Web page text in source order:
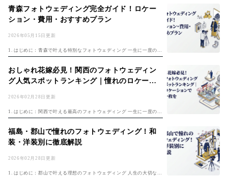
基本は「フォトウェディング完全ガイド2026年版」で解説していま
す。ど...
2026年05月15日更新
青森フォトウェディング完全ガイド！ロケー
ション・費用・おすすめプラン
1. はじめに：青森で叶える特別なフォトウェディング 一生に一度の大
切な思い出となるウェディングフォト。フォトウェディングの基本は
「フォトウェディング完全ガイド2026年版」で解説しています。どこ
で撮...
2026年02月28日更新
おしゃれ花嫁必見！関西のフォトウェディン
グ人気スポットランキング｜憧れのロケーシ
1. はじめに：関西で叶える最高のフォトウェディング 一生に一度の大
切な思い出となる結婚式。最近では挙式をせず、写真撮影を中心とし
たフォトウェディングを選択するカップルも増えています。フォトウ
ェディン...
2026年02月28日更新
福島・郡山で憧れのフォトウェディング！和
装・洋装別に徹底解説
1. はじめに：郡山で叶える理想のフォトウェディング 人生の大切な節